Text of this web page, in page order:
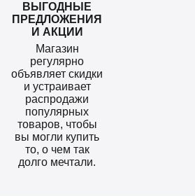
ВЫГОДНЫЕ
ПРЕДЛОЖЕНИЯ
И АКЦИИ
Магазин
регулярно
объявляет скидки
и устраивает
распродажи
популярных
товаров, чтобы
вы могли купить
то, о чем так
долго мечтали.